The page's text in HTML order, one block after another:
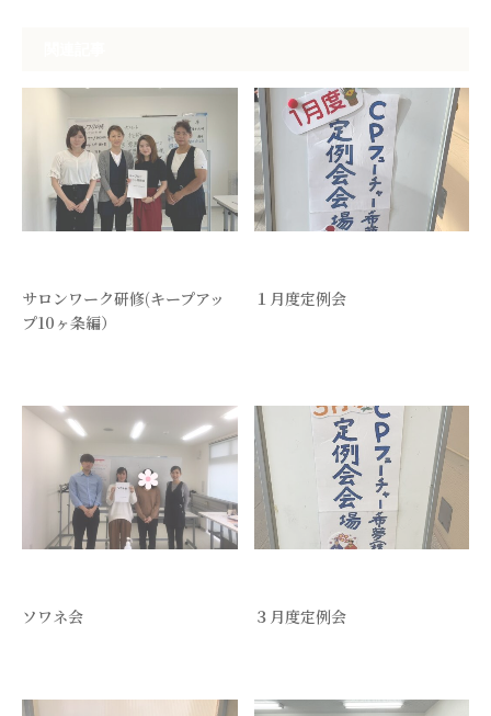
サロンワーク研修(キープアッ
プ10ヶ条編）
１月度定例会
ソワネ会 ３月度定例会